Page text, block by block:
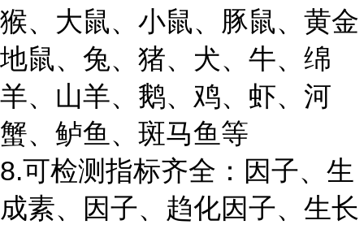
猴、大鼠、小鼠、豚鼠、黄金
地鼠、兔、猪、犬、牛、绵
羊、山羊、鹅、鸡、虾、河
蟹、鲈鱼、斑马鱼等
8.可检测指标齐全：因子、生
成素、因子、趋化因子、生长